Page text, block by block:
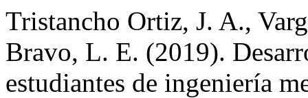
Tristancho Ortiz, J. A.,
Bravo, L. E. (2019).
estudiantes de ingeniería